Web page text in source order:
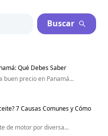
Buscar
Qué Debes Saber
buen precio en Panamá...
7 Causas Comunes y Cómo
de motor por diversa...